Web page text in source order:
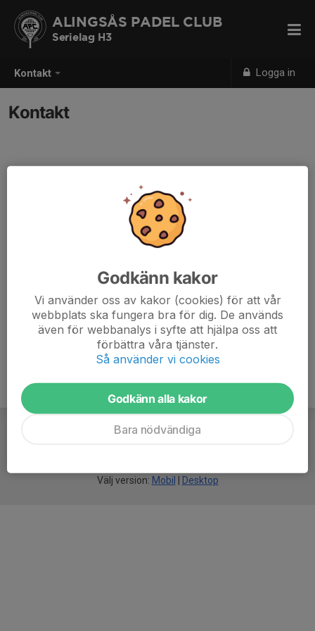
Kontakt Logga in
ALINGSÅS PADEL CLUB
Serielag H3
Kontakt
Välj version: Mobil Desktop
Godkänn kakor
Vi använder oss av kakor (cookies) för att vår
webbplats ska fungera bra för dig. De används
även för webbanalys i syfte att hjälpa oss att
förbättra våra tjänster.
Så använder vi cookies
Godkänn alla kakor
Bara nödvändiga